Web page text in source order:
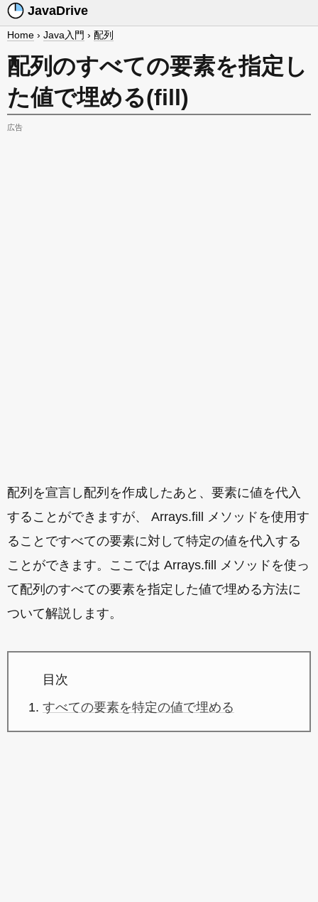
JavaDrive
Home › Java入門 › 配列
配列のすべての要素を指定し
た値で埋める(fill)
広告
配列を宣言し配列を作成したあと、要素に値を代入
することができますが、 Arrays.fill メソッドを使用す
ることですべての要素に対して特定の値を代入する
ことができます。ここでは Arrays.fill メソッドを使っ
て配列のすべての要素を指定した値で埋める方法に
ついて解説します。
目次
すべての要素を特定の値で埋める